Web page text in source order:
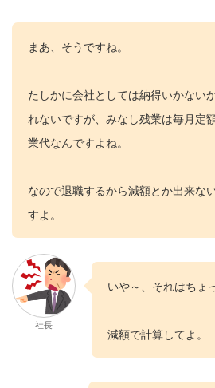
まあ、そうですね。
たしかに会社としては納得いかない
れないですが、みなし残業は毎月定
業代なんですよね。
なので退職するから減額とか出来な
すよ。
社長
いや～、それはちょ
減額で計算してよ。